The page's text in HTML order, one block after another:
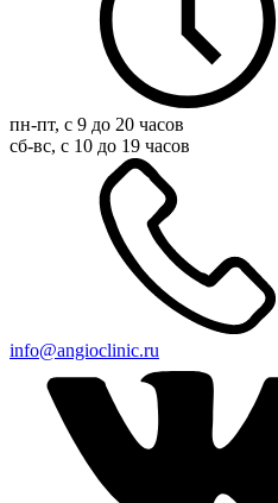
пн-пт, с 9 до 20 часов
сб-вс, с 10 до 19 часов
info@angioclinic.ru